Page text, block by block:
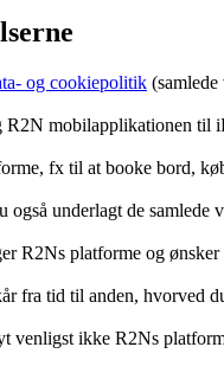
og cookiepolitik
R2N mobilapplikationen til
fx til at booke bord,
også underlagt de
R2Ns platforme og
fra tid til anden, hvorved
venligst ikke R2Ns